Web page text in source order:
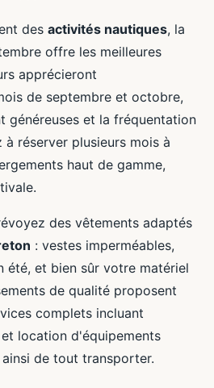
des activités nautiques, la
offre les meilleures
apprécieront
de septembre et octobre,
généreuses et la fréquentation
à réserver plusieurs mois à
haut de gamme,
des vêtements adaptés
: vestes imperméables,
été, et bien sûr votre matériel
de qualité proposent
complets incluant
location d'équipements
de tout transporter.